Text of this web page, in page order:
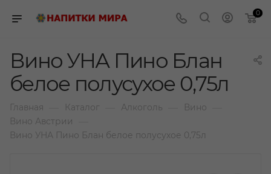
0
Вино УНА Пино Блан
белое полусухое 0,75л
Главная Каталог Алкоголь Вино
Вино Австрии
Вино УНА Пино Блан белое полусухое 0,75л